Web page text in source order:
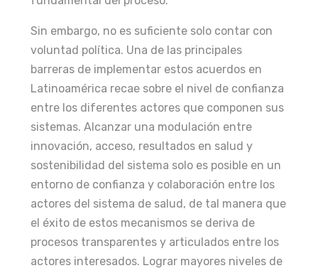
Sin embargo, no es suficiente solo contar con
voluntad política. Una de las principales
barreras de implementar estos acuerdos en
Latinoamérica recae sobre el nivel de confianza
entre los diferentes actores que componen sus
sistemas. Alcanzar una modulación entre
innovación, acceso, resultados en salud y
sostenibilidad del sistema solo es posible en un
entorno de confianza y colaboración entre los
actores del sistema de salud, de tal manera que
el éxito de estos mecanismos se deriva de
procesos transparentes y articulados entre los
actores interesados. Lograr mayores niveles de